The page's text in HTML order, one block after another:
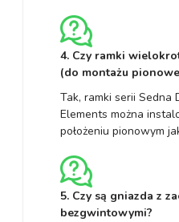
4. Czy ramki
(do montażu
Tak, ramki serii Sedna
Elements można
położeniu pionowym
5. Czy są gniazda z
bezgwintowymi?